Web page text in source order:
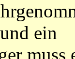
ein
muss